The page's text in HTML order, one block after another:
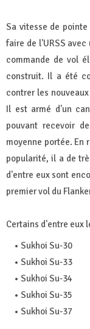
Sa vitesse de
faire de l'URSS
commande de vol
construit. Il a été
contrer les
Il est armé d'un
pouvant recevoir
moyenne portée. En
popularité, il a de
d'entre eux sont
premier vol du
Certains d'entre eux
Sukhoi Su-30
Sukhoi Su-33
Sukhoi Su-34
Sukhoi Su-35
Sukhoi Su-37